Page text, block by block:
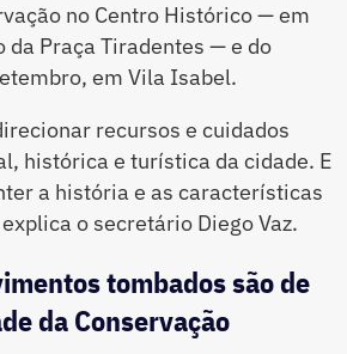
no Centro Histórico — em
da Praça Tiradentes — e do
em Vila Isabel.
recursos e cuidados
histórica e turística da cidade. E
a história e as características
o secretário Diego Vaz.
tombados são de
da Conservação